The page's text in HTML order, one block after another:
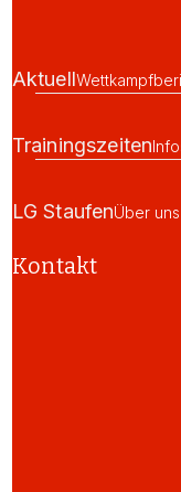
Aktuell
Trainingszeiten
LG StaufenÜber uns
Kontakt